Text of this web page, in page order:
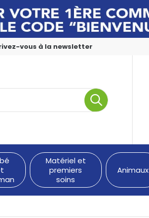
vous à la newsletter
Matériel et
premiers
soins
Animaux